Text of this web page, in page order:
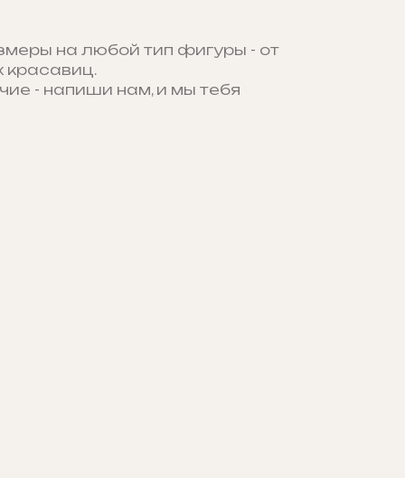
на любой тип фигуры - от
красавиц.
- напиши нам, и мы тебя